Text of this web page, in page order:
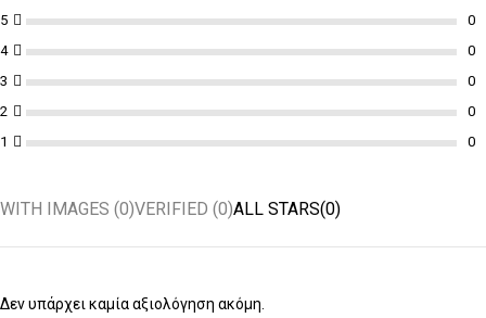
5
4
3
2
1
WITH IMAGES (0)VERIFIED (0)ALL STARS(0)
Δεν υπάρχει καμία αξιολόγηση ακόμη.